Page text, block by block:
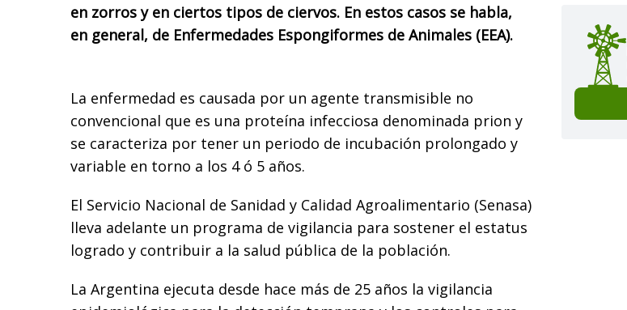
en zorros y en ciertos tipos de ciervos. En estos casos se habla,
en general, de Enfermedades Espongiformes de Animales (EEA).
La enfermedad es causada por un agente transmisible no
convencional que es una proteína infecciosa denominada prion y
se caracteriza por tener un periodo de incubación prolongado y
variable en torno a los 4 ó 5 años.
El Servicio Nacional de Sanidad y Calidad Agroalimentario (Senasa)
lleva adelante un programa de vigilancia para sostener el estatus
logrado y contribuir a la salud pública de la población.
La Argentina ejecuta desde hace más de 25 años la vigilancia